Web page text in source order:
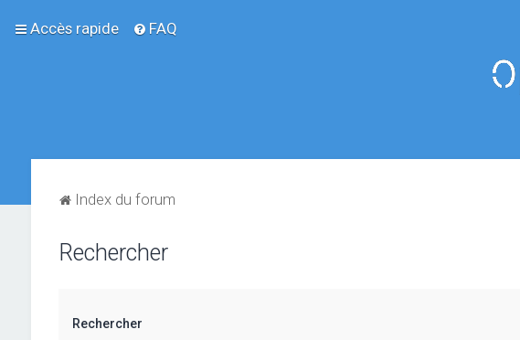
Accès rapide FAQ
Index du forum
Rechercher
Rechercher